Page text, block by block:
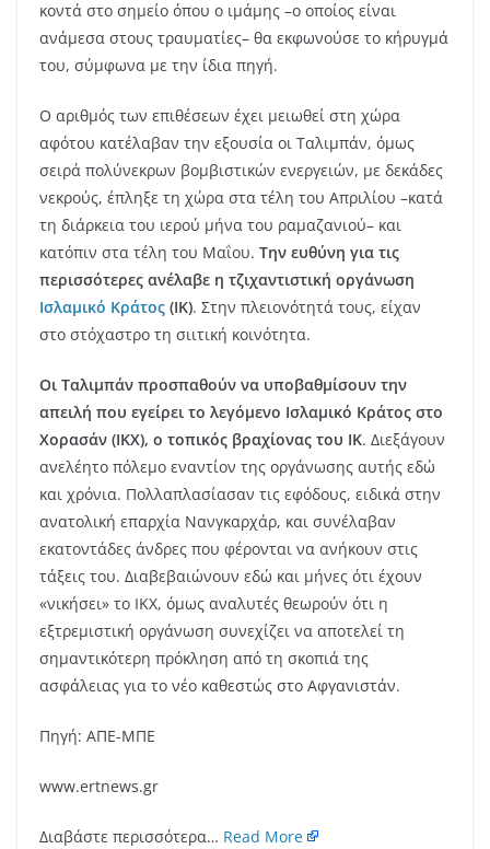
κοντά στο σημείο όπου ο ιμάμης –ο οποίος είναι
ανάμεσα στους τραυματίες– θα εκφωνούσε το κήρυγμά
του, σύμφωνα με την ίδια πηγή.
Ο αριθμός των επιθέσεων έχει μειωθεί στη χώρα
αφότου κατέλαβαν την εξουσία οι Ταλιμπάν, όμως
σειρά πολύνεκρων βομβιστικών ενεργειών, με δεκάδες
νεκρούς, έπληξε τη χώρα στα τέλη του Απριλίου –κατά
τη διάρκεια του ιερού μήνα του ραμαζανιού– και
κατόπιν στα τέλη του Μαΐου. Την ευθύνη για τις
περισσότερες ανέλαβε η τζιχαντιστική οργάνωση
Ισλαμικό Κράτος (ΙΚ). Στην πλειονότητά τους, είχαν
στο στόχαστρο τη σιιτική κοινότητα.
Οι Ταλιμπάν προσπαθούν να υποβαθμίσουν την
απειλή που εγείρει το λεγόμενο Ισλαμικό Κράτος στο
Χορασάν (ΙΚΧ), ο τοπικός βραχίονας του ΙΚ. Διεξάγουν
ανελέητο πόλεμο εναντίον της οργάνωσης αυτής εδώ
και χρόνια. Πολλαπλασίασαν τις εφόδους, ειδικά στην
ανατολική επαρχία Νανγκαρχάρ, και συνέλαβαν
εκατοντάδες άνδρες που φέρονται να ανήκουν στις
τάξεις του. Διαβεβαιώνουν εδώ και μήνες ότι έχουν
«νικήσει» το ΙΚΧ, όμως αναλυτές θεωρούν ότι η
εξτρεμιστική οργάνωση συνεχίζει να αποτελεί τη
σημαντικότερη πρόκληση από τη σκοπιά της
ασφάλειας για το νέο καθεστώς στο Αφγανιστάν.
Πηγή: ΑΠΕ-ΜΠΕ
www.ertnews.gr
Διαβάστε περισσότερα… Read More